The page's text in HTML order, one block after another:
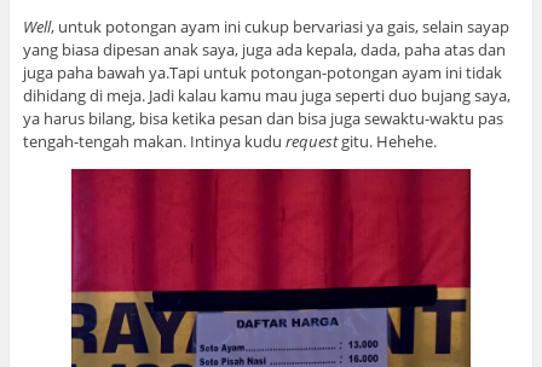
Well, untuk potongan ayam ini cukup bervariasi ya gais, selain sayap
yang biasa dipesan anak saya, juga ada kepala, dada, paha atas dan
juga paha bawah ya.Tapi untuk potongan-potongan ayam ini tidak
dihidang di meja. Jadi kalau kamu mau juga seperti duo bujang saya,
ya harus bilang, bisa ketika pesan dan bisa juga sewaktu-waktu pas
tengah-tengah makan. Intinya kudu requestgitu. Hehehe.